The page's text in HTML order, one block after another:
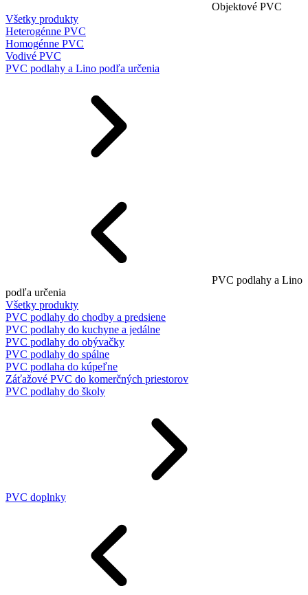
Objektové PVC
Všetky produkty
Heterogénne PVC
Homogénne PVC
Vodivé PVC
PVC podlahy a Lino podľa určenia
PVC podlahy a Lino
podľa určenia
Všetky produkty
PVC podlahy do chodby a predsiene
PVC podlahy do kuchyne a jedálne
PVC podlahy do obývačky
PVC podlahy do spálne
PVC podlaha do kúpeľne
Záťažové PVC do komerčných priestorov
PVC podlahy do školy
PVC doplnky